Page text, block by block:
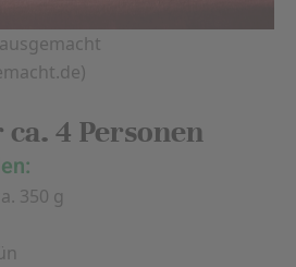
4 Personen
350 g